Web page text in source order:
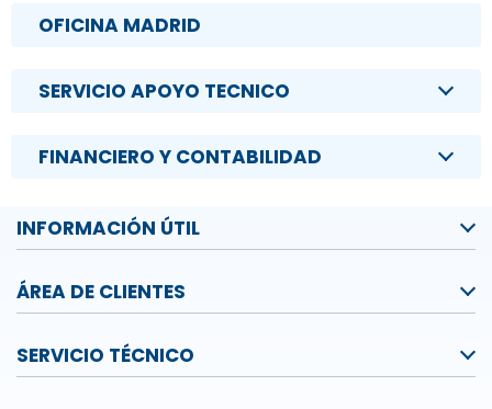
OFICINA MADRID
SERVICIO APOYO TECNICO
FINANCIERO Y CONTABILIDAD
INFORMACIÓN ÚTIL
ÁREA DE CLIENTES
SERVICIO TÉCNICO